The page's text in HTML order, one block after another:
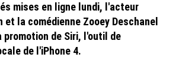
mises en ligne lundi, l'acteur
et la comédienne Zooey Deschanel
promotion de Siri, l'outil de
de l'iPhone 4.